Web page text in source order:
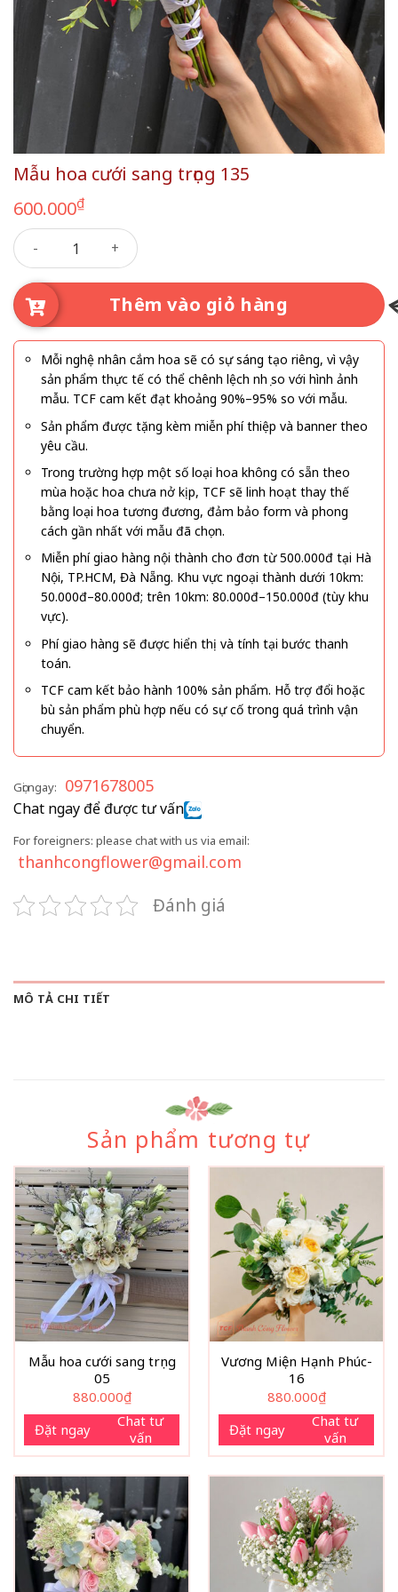
Mẫu hoa cưới sang trọng 135
600.000₫
Mẫu hoa cưới sang trọng 135 số lượng
Thêm vào giỏ hàng
Mỗi nghệ nhân cắm hoa sẽ có sự sáng tạo riêng, vì vậy
sản phẩm thực tế có thể chênh lệch nhẹ so với hình ảnh
mẫu. TCF cam kết đạt khoảng 90%–95% so với mẫu.
Sản phẩm được tặng kèm miễn phí thiệp và banner theo
yêu cầu.
Trong trường hợp một số loại hoa không có sẵn theo
mùa hoặc hoa chưa nở kịp, TCF sẽ linh hoạt thay thế
bằng loại hoa tương đương, đảm bảo form và phong
cách gần nhất với mẫu đã chọn.
Miễn phí giao hàng nội thành cho đơn từ 500.000đ tại Hà
Nội, TP.HCM, Đà Nẵng. Khu vực ngoại thành dưới 10km:
50.000đ–80.000đ; trên 10km: 80.000đ–150.000đ (tùy khu
vực).
Phí giao hàng sẽ được hiển thị và tính tại bước thanh
toán.
TCF cam kết bảo hành 100% sản phẩm. Hỗ trợ đổi hoặc
bù sản phẩm phù hợp nếu có sự cố trong quá trình vận
chuyển.
Gọi ngay: 0971678005
Chat ngay để được tư vấn
For foreigners: please chat with us via email:
thanhcongflower@gmail.com
Đánh giá
MÔ TẢ CHI TIẾT
Sản phẩm tương tự
Mẫu hoa cưới sang trọng
05
880.000₫
Đặt ngay
Chat tư
vấn
Vương Miện Hạnh Phúc-
16
880.000₫
Đặt ngay
Chat tư
vấn